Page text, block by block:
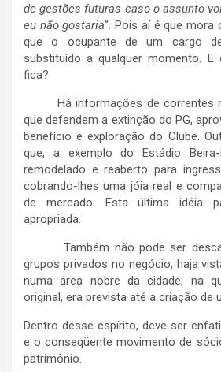
de gestões futuras caso o assunto
eu não gostaria”. Pois aí é que mora
que o ocupante de um cargo
substituído a qualquer momento.
fica?
Há informações de correntes
que defendem a extinção do PG,
benefício e exploração do Clube.
que, a exemplo do Estádio
remodelado e reaberto para
cobrando-lhes uma jóia real e
de mercado. Esta última idéia
apropriada.
Também não pode ser
grupos privados no negócio, haja
numa área nobre da cidade, na
original, era prevista até a criação de
Dentro desse espírito, deve ser
e o conseqüente movimento de
patrimônio.